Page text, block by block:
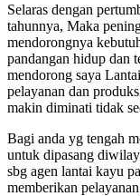
Selaras dengan
tahunnya, Maka
mendorongnya
pandangan hidup dan
mendorong saya
pelayanan dan
makin diminati tidak
Bagi anda yg tengah
untuk dipasang
sbg agen lantai kayu
memberikan